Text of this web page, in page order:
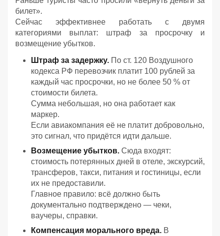
билет».
Сейчас эффективнее работать с двумя
категориями выплат: штраф за просрочку и
возмещение убытков.
Штраф за задержку. По ст. 120 Воздушного
кодекса РФ перевозчик платит 100 рублей за
каждый час просрочки, но не более 50 % от
стоимости билета.
Сумма небольшая, но она работает как
маркер.
Если авиакомпания её не платит добровольно,
это сигнал, что придётся идти дальше.
Возмещение убытков. Сюда входят:
стоимость потерянных дней в отеле, экскурсий,
трансферов, такси, питания и гостиницы, если
их не предоставили.
Главное правило: всё должно быть
документально подтверждено — чеки,
ваучеры, справки.
Компенсация морального вреда. В